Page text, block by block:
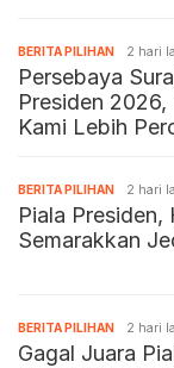
BERITA PILIHAN 2 hari
Persebaya
Presiden 2026,
Kami Lebih
BERITA PILIHAN 2 hari
Piala
Semarakkan
BERITA PILIHAN 2 hari
Gagal Juara